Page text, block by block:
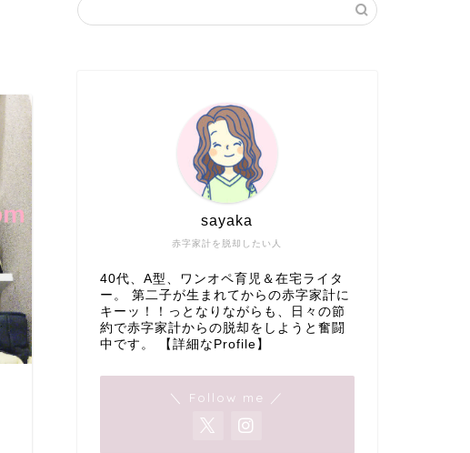
赤字家計を脱却したい人
sayaka
40代、A型、ワンオペ育児＆在宅ライタ
ー。 第二子が生まれてからの赤字家計に
キーッ！！っとなりながらも、日々の節
約で赤字家計からの脱却をしようと奮闘
中です。
【詳細なProfile】
＼ Follow me ／